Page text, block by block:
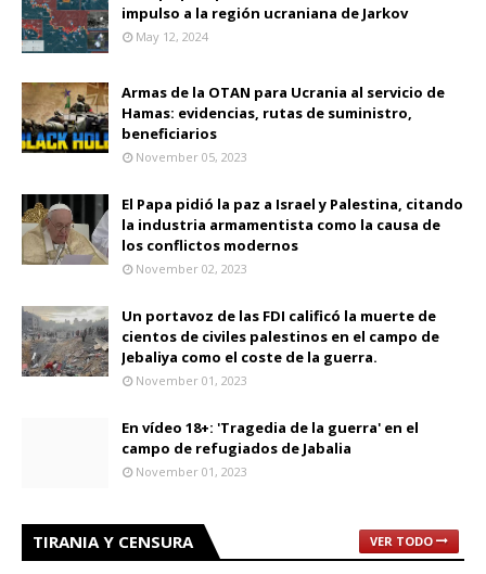
impulso a la región ucraniana de Jarkov
May 12, 2024
Armas de la OTAN para Ucrania al servicio de
Hamas: evidencias, rutas de suministro,
beneficiarios
November 05, 2023
El Papa pidió la paz a Israel y Palestina, citando
la industria armamentista como la causa de
los conflictos modernos
November 02, 2023
Un portavoz de las FDI calificó la muerte de
cientos de civiles palestinos en el campo de
Jebaliya como el coste de la guerra.
November 01, 2023
En vídeo 18+: 'Tragedia de la guerra' en el
campo de refugiados de Jabalia
November 01, 2023
TIRANIA Y CENSURA VER TODO